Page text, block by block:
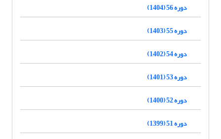
دوره 56 (1404)
دوره 55 (1403)
دوره 54 (1402)
دوره 53 (1401)
دوره 52 (1400)
دوره 51 (1399)